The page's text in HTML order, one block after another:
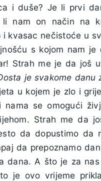
i duše? Je li prvi
li nam on način na
kvasac nečistoće u
s kojom nam
Strah me je da još
je svakome danu
u kojem je zlo i
se omogući
Strah me da
da dopustimo da
da prepoznamo
dana. A što je za
je ovo vrijeme